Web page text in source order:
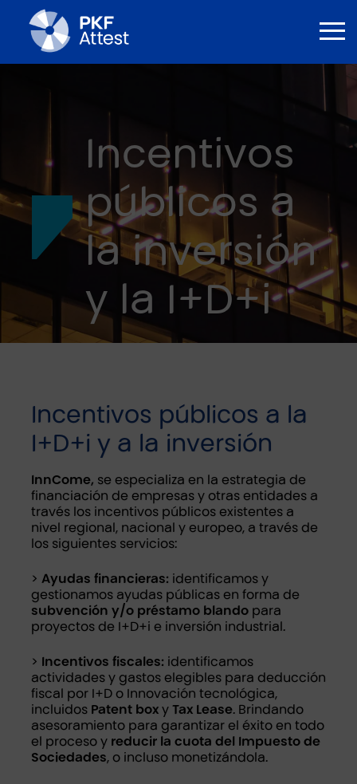
Incentivos
públicos a
la inversión
y la I+D+i
Incentivos públicos a la
I+D+i y a la inversión
InnCome, se especializa en la estrategia de
financiación de empresas y otras entidades a
través los incentivos públicos existentes a
nivel regional, nacional y europeo, a través de
los siguientes servicios:
> Ayudas financieras: identificamos y
gestionamos ayudas públicas en forma de
subvención y/o préstamo blando para
proyectos de I+D+i e inversión industrial.
> Incentivos fiscales: identificamos
actividades y gastos elegibles para deducción
fiscal por I+D o Innovación tecnológica,
incluidos Patent box y Tax Lease. Brindando
asesoramiento para garantizar el éxito en todo
el proceso y reducir la cuota del Impuesto de
Sociedades, o incluso monetizándola.